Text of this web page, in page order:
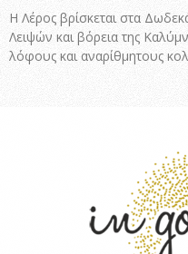
Η Λέρος βρίσκεται στα
Λειψών και βόρεια της
λόφους και αναρίθμητους